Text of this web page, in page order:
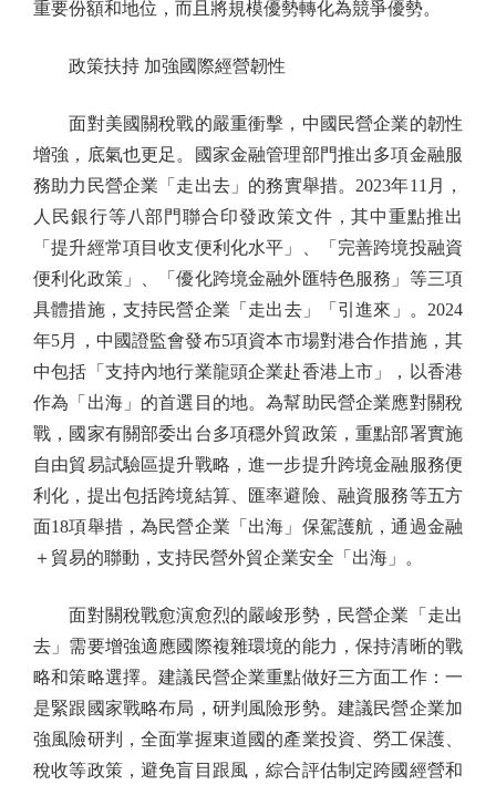
重要份額和地位，而且將規模優勢轉化為競爭優勢。
政策扶持 加強國際經營韌性
面對美國關稅戰的嚴重衝擊，中國民營企業的韌性
增強，底氣也更足。國家金融管理部門推出多項金融服
務助力民營企業「走出去」的務實舉措。2023年11月，
人民銀行等八部門聯合印發政策文件，其中重點推出
「提升經常項目收支便利化水平」、「完善跨境投融資
便利化政策」、「優化跨境金融外匯特色服務」等三項
具體措施，支持民營企業「走出去」「引進來」。2024
年5月，中國證監會發布5項資本市場對港合作措施，其
中包括「支持內地行業龍頭企業赴香港上市」，以香港
作為「出海」的首選目的地。為幫助民營企業應對關稅
戰，國家有關部委出台多項穩外貿政策，重點部署實施
自由貿易試驗區提升戰略，進一步提升跨境金融服務便
利化，提出包括跨境結算、匯率避險、融資服務等五方
面18項舉措，為民營企業「出海」保駕護航，通過金融
＋貿易的聯動，支持民營外貿企業安全「出海」。
面對關稅戰愈演愈烈的嚴峻形勢，民營企業「走出
去」需要增強適應國際複雜環境的能力，保持清晰的戰
略和策略選擇。建議民營企業重點做好三方面工作：一
是緊跟國家戰略布局，研判風險形勢。建議民營企業加
強風險研判，全面掌握東道國的產業投資、勞工保護、
稅收等政策，避免盲目跟風，綜合評估制定跨國經營和